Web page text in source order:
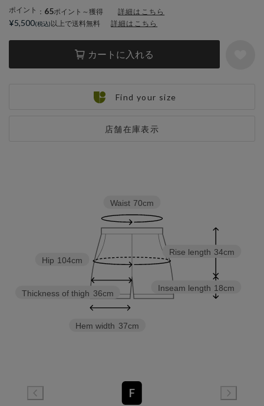
ポイント ： 65ポイント～獲得 詳細はこちら
カートに入れる
店舗在庫表示
¥5,500 以上で送料無料 詳細はこちら
Find your size
Rise length 34cm
Inseam length 18cm
Hem width 37cm
Thickness of thigh 36cm
Hip 104cm
Waist 70cm
F